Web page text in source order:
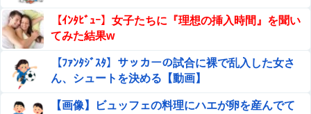
【ｲﾝﾀﾋﾞｭｰ】女子たちに『理想の挿入時間』を聞い
てみた結果w
【ﾌｧﾝﾀｼﾞｽﾀ】サッカーの試合に裸で乱入した女さ
ん、シュートを決める【動画】
【画像】ビュッフェの料理にハエが卵を産んでて